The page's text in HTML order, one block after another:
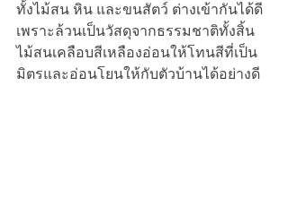
ทั้งไม้สน หิน และขนสัตว์ ต่างเข้ากันได้ดี
เพราะล้วนเป็นวัสดุจากธรรมชาติทั้งสิ้น
ไม้สนเคลือบสีเหลืองอ่อนให้โทนสีที่เป็น
มิตรและอ่อนโยนให้กับตัวบ้านได้อย่างดี